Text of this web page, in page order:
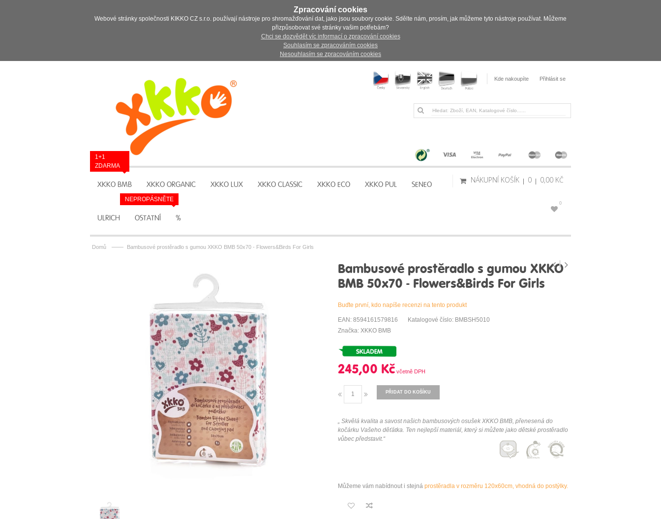
Zpracování cookies
Webové stránky společnosti KIKKO CZ s.r.o. používají nástroje pro shromažďování dat, jako jsou soubory cookie. Sdělte nám, prosím, jak můžeme tyto nástroje používat. Můžeme
přizpůsobovat své stránky vašim potřebám?
Chci se dozvědět víc informací o zpracování cookies
Souhlasím se zpracováním cookies
Nesouhlasím se zpracováním cookies
Kde nakoupíte Přihlásit se
XKKO BMB
1+1
ZDARMA
XKKO ORGANIC XKKO LUX XKKO CLASSIC XKKO ECO XKKO PUL SENEO
ULRICH OSTATNÍ %
NEPROPÁSNĚTE
NÁKUPNÍ KOŠÍK 0 0,00 KČ
0
Domů —— Bambusové prostěradlo s gumou XKKO BMB 50x70 - Flowers&Birds For Girls
Bambusové prostěradlo s gumou XKKO
BMB 50x70 - Flowers&Birds For Girls
Buďte první, kdo napíše recenzi na tento produkt
EAN: 8594161579816
Katalogové číslo: BMBSH5010
Značka: XKKO BMB
245,00 Kč
PŘIDAT DO KOŠÍKU
„ Skvělá kvalita a savost našich bambusových osušek XKKO BMB, přenesená do
kočárku Vašeho děťátka. Ten nejlepší materiál, který si můžete jako dětské prostěradlo
vůbec představit.“
Můžeme vám nabídnout i stejná prostěradla v rozměru 120x60cm, vhodná do postýlky.